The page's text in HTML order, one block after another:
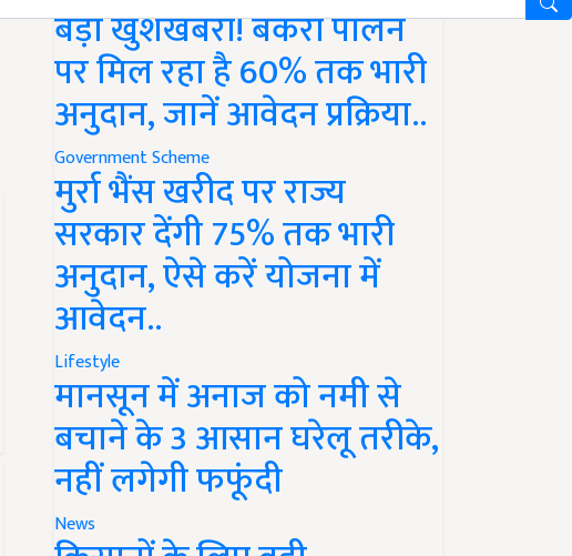
बड़ी खुशखबरी! बकरी पालन
पर मिल रहा है 60% तक भारी
अनुदान, जानें आवेदन प्रक्रिया..
Government Scheme
मुर्रा भैंस खरीद पर राज्य
सरकार देंगी 75% तक भारी
अनुदान, ऐसे करें योजना में
आवेदन..
Lifestyle
मानसून में अनाज को नमी से
बचाने के 3 आसान घरेलू तरीके,
नहीं लगेगी फफूंदी
News